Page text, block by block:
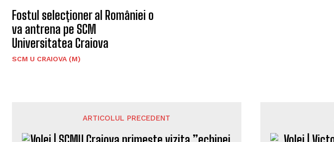
Fostul selecționer al României o
va antrena pe SCM
Universitatea Craiova
SCM U CRAIOVA (M)
ARTICOLUL PRECEDENT